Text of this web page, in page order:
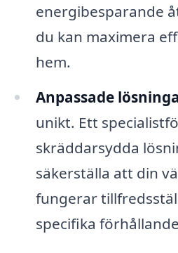
energibesparande
du kan maximera
hem.
Anpassade
unikt. Ett
skräddarsydda
säkerställa att din
fungerar
specifika